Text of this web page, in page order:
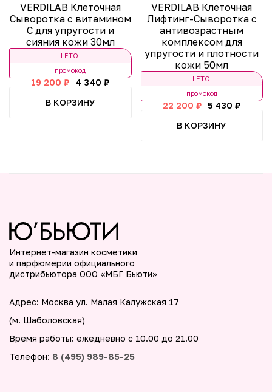
VERDILAB Клеточная
Сыворотка с витамином
С для упругости и
сияния кожи 30мл
LETO
промокод
19 200 ₽
4 340 ₽
В КОРЗИНУ
VERDILAB Клеточная
Лифтинг-Сыворотка с
антивозрастным
комплексом для
упругости и плотности
кожи 50мл
LETO
промокод
22 200 ₽ 5 430 ₽
В КОРЗИНУ
Интернет-магазин косметики
и парфюмерии официального
дистрибьютора ООО «МБГ Бьюти»
Адрес: Москва ул. Малая Калужская 17
(м. Шаболовская)
Время работы: ежедневно с 10.00 до 21.00
Телефон: 8 (495) 989-85-25